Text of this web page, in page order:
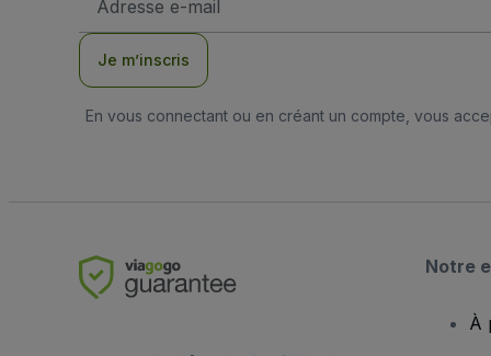
e-
Je m’inscris
En vous connectant ou en créant un compte, vous
Notre
À